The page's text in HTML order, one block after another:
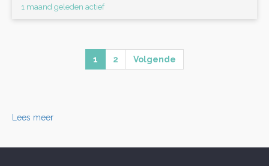
1 maand geleden actief
1 2 Volgende
Lees meer